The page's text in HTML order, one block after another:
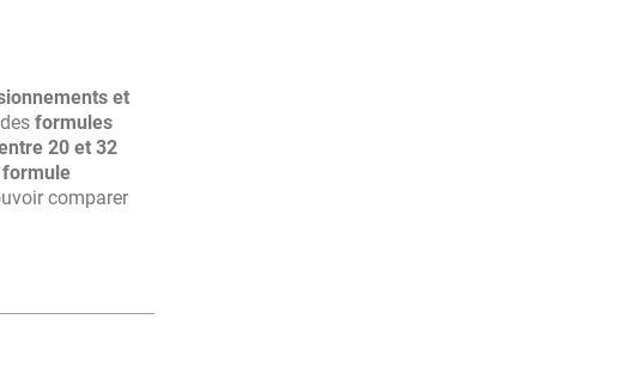
et
formules
20 et 32
formule
comparer